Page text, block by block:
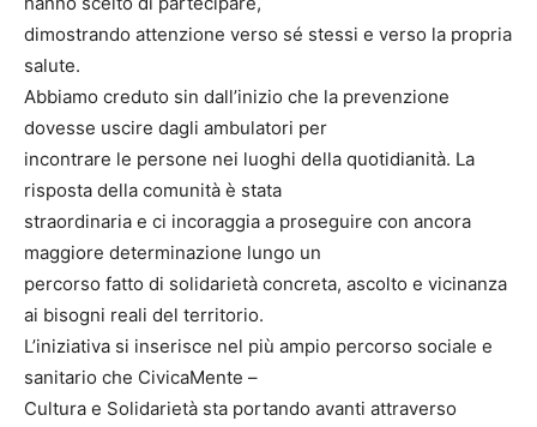
dimostrando attenzione verso sé stessi e verso la propria
salute.
Abbiamo creduto sin dall’inizio che la prevenzione
dovesse uscire dagli ambulatori per
incontrare le persone nei luoghi della quotidianità. La
risposta della comunità è stata
straordinaria e ci incoraggia a proseguire con ancora
maggiore determinazione lungo un
percorso fatto di solidarietà concreta, ascolto e vicinanza
ai bisogni reali del territorio.
L’iniziativa si inserisce nel più ampio percorso sociale e
sanitario che CivicaMente –
Cultura e Solidarietà sta portando avanti attraverso